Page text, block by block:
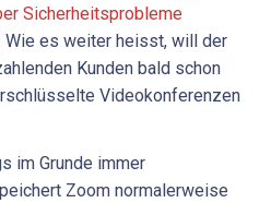
Sicherheitsprobleme
Wie es weiter heisst, will der
Kunden bald schon
Videokonferenzen
im Grunde immer
Zoom normalerweise